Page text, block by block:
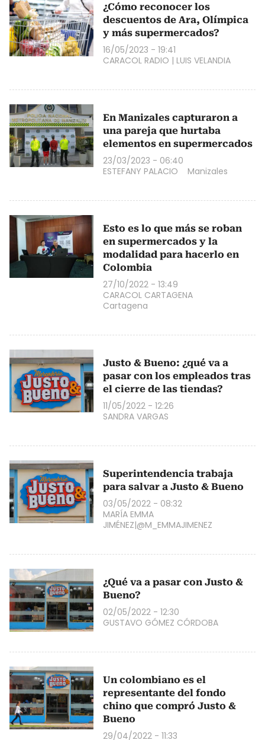
¿Cómo reconocer los
descuentos de Ara, Olímpica
y más supermercados?
16/05/2023 - 19:41
CARACOL RADIO | LUIS VELANDIA
En Manizales capturaron a
una pareja que hurtaba
elementos en supermercados
23/03/2023 - 06:40
ESTEFANY PALACIO
Manizales
Esto es lo que más se roban
en supermercados y la
modalidad para hacerlo en
Colombia
27/10/2022 - 13:49
CARACOL CARTAGENA
Cartagena
Justo & Bueno: ¿qué va a
pasar con los empleados tras
el cierre de las tiendas?
11/05/2022 - 12:26
SANDRA VARGAS
Superintendencia trabaja
para salvar a Justo & Bueno
03/05/2022 - 08:32
MARÍA EMMA
JIMÉNEZ|@M_EMMAJIMENEZ
¿Qué va a pasar con Justo &
Bueno?
02/05/2022 - 12:30
GUSTAVO GÓMEZ CÓRDOBA
Un colombiano es el
representante del fondo
chino que compró Justo &
Bueno
29/04/2022 - 11:33